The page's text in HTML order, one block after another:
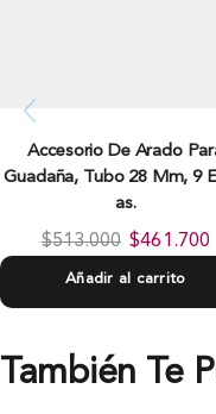
Accesorio De Arado
Guadaña, Tubo 28 Mm, 9
as.
$513.000 $461.700
Añadir al carrito
También Te